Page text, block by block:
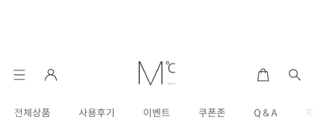
전체상품 사용후기 이벤트 쿠폰존 Q & A